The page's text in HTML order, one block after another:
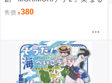
てん丼
售價 380